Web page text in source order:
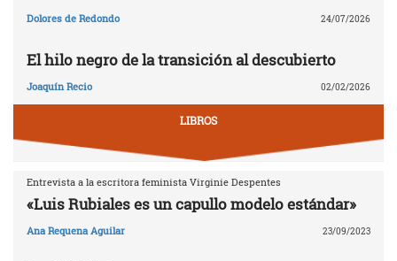
Dolores de Redondo 24/07/2026
El hilo negro de la transición al descubierto
Joaquín Recio 02/02/2026
LIBROS
Entrevista a la escritora feminista Virginie Despentes
«Luis Rubiales es un capullo modelo estándar»
Ana Requena Aguilar 23/09/2023